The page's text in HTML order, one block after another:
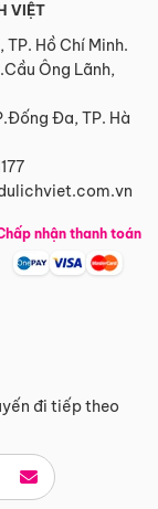
VIỆT
TP. Hồ Chí Minh.
Ông Lãnh,
Đa, TP. Hà
đi tiếp theo
nhận thanh toán